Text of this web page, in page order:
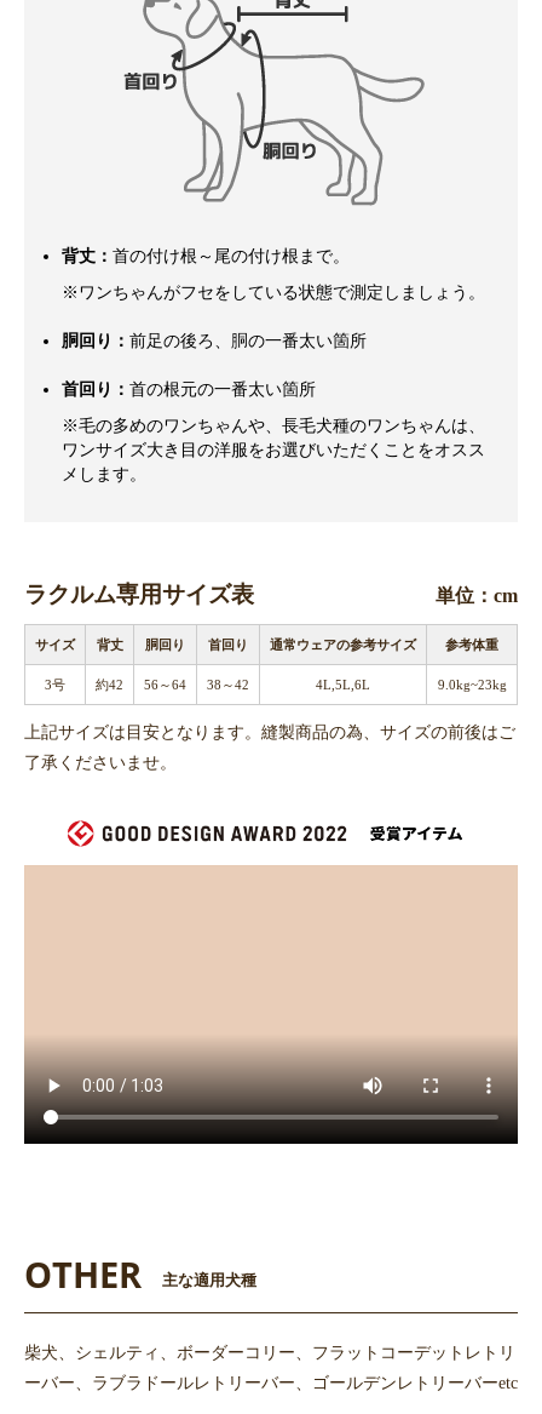
背丈： 首の付け根～尾の付け根まで。
※ワンちゃんがフセをしている状態で測定しましょう。
胴回り： 前足の後ろ、胴の一番太い箇所
首回り： 首の根元の一番太い箇所
※毛の多めのワンちゃんや、長毛犬種のワンちゃんは、
ワンサイズ大き目の洋服をお選びいただくことをオスス
メします。
ラクルム専用サイズ表 単位：cm
サイズ 背丈 胴回り 首回り 通常ウェアの参考サイズ 参考体重
3号 約42 56～64 38～42 4L,5L,6L 9.0kg~23kg
上記サイズは目安となります。縫製商品の為、サイズの前後はご
了承くださいませ。
OTHER 主な適用犬種
柴犬、シェルティ、ボーダーコリー、フラットコーデットレトリ
ーバー、ラブラドールレトリーバー、ゴールデンレトリーバーetc